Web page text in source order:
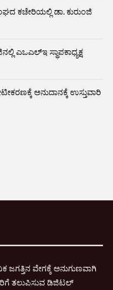
ಕಚೇರಿಯಲ್ಲಿ ಡಾ. ಕುರುಂಜಿ
ಎಒಎಲ್ಇ ಸ್ಥಾಪಕಾಧ್ಯಕ್ಷ
ಅನುದಾನಕ್ಕೆ ಉಸ್ತುವಾರಿ
ವೇಗಕ್ಕೆ ಅನುಗುಣವಾಗಿ
ತಲುಪಿಸುವ ಡಿಜಿಟಲ್